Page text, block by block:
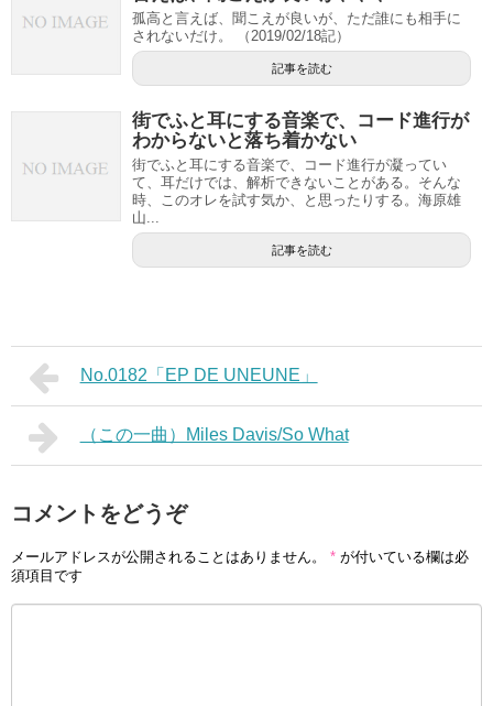
孤高と言えば、聞こえが良いが、ただ誰にも相手に
されないだけ。 （2019/02/18記）
記事を読む
街でふと耳にする音楽で、コード進行が
わからないと落ち着かない
街でふと耳にする音楽で、コード進行が凝ってい
て、耳だけでは、解析できないことがある。そんな
時、このオレを試す気か、と思ったりする。海原雄
山...
記事を読む
No.0182「EP DE UNEUNE」
（この一曲）Miles Davis/So What
コメントをどうぞ
メールアドレスが公開されることはありません。 * が付いている欄は必
須項目です